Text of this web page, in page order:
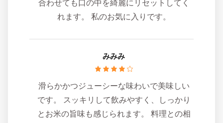
合わせても口の中を綺麗にリセットしてく
れます。 私のお気に入りです。
みみみ
滑らかかつジューシーな味わいで美味しい
です。 スッキリして飲みやすく、しっかり
とお米の旨味も感じられます。 料理との相